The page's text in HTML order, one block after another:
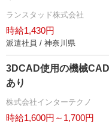
ランスタッド株式会社
時給1,430円
派遣社員 / 神奈川県
3DCAD使用の機械
あり
株式会社インターテクノ
時給1,600円～1,700円